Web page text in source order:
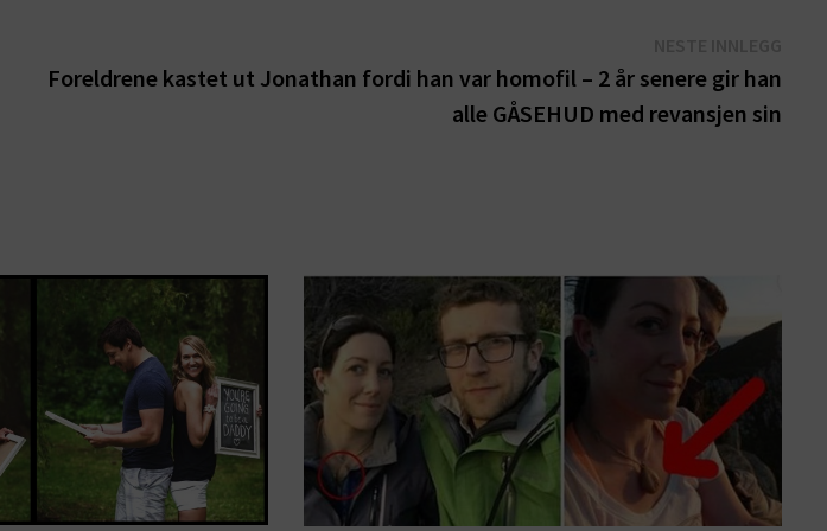
Foreldrene kastet ut Jonathan fordi han var homofil – 2 år senere gir han
alle GÅSEHUD med revansjen sin